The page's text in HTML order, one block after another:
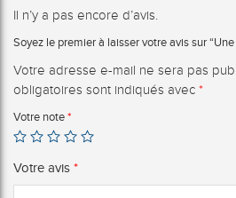
Il n’y a pas encore d’avis.
Soyez le premier à laisser votre avis sur
Votre adresse e-mail ne sera pas
obligatoires sont indiqués avec *
Votre note *
Votre avis *